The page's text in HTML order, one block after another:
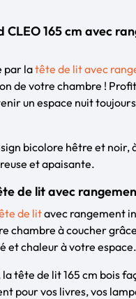
CLEO 165 cm avec
par latête de lit avec
de votre chambre !
un espace nuit
bicolore hêtre et
et apaisante.
de lit avec
de litavec rangement
chambre à coucher
et chaleur à votre espace.
tête de lit 165 cm bois
pour vos livres, vos